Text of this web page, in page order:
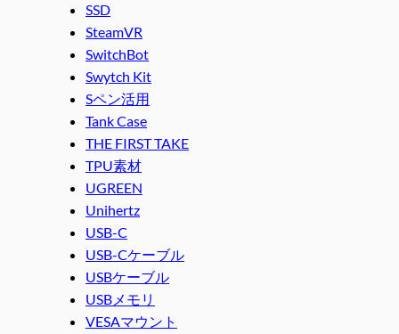
SSD
SteamVR
SwitchBot
Swytch Kit
Sペン活用
Tank Case
THE FIRST TAKE
TPU素材
UGREEN
Unihertz
USB-C
USB-Cケーブル
USBケーブル
USBメモリ
VESAマウント